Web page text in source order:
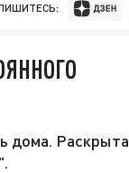
дома. Раскрыта